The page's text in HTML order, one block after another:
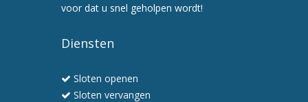
voor dat u snel geholpen wordt!
Diensten
Sloten openen
Sloten vervangen